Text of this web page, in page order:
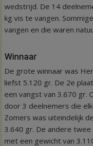
wedstrijd. De 14
kg vis te vangen.
vangen en die waren
Winnaar
De grote winnaar was
liefst 5.120 gr. De 2e
een vangst van 3.670 gr.
door 3 deelnemers die
Zomers was uiteindelijk
3.640 gr. De andere
met een gewicht van